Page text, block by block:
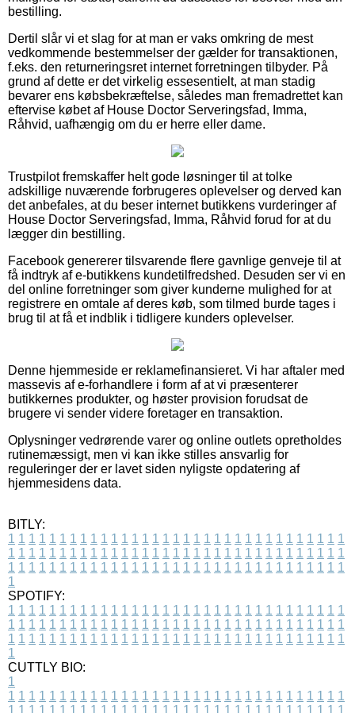
bestilling.
Dertil slår vi et slag for at man er vaks omkring de mest
vedkommende bestemmelser der gælder for transaktionen,
f.eks. den returneringsret internet forretningen tilbyder. På
grund af dette er det virkelig essesentielt, at man stadig
bevarer ens købsbekræftelse, således man fremadrettet kan
eftervise købet af House Doctor Serveringsfad, Imma,
Råhvid, uafhængig om du er herre eller dame.
Trustpilot fremskaffer helt gode løsninger til at tolke
adskillige nuværende forbrugeres oplevelser og derved kan
det anbefales, at du beser internet butikkens vurderinger af
House Doctor Serveringsfad, Imma, Råhvid forud for at du
lægger din bestilling.
Facebook genererer tilsvarende flere gavnlige genveje til at
få indtryk af e-butikkens kundetilfredshed. Desuden ser vi en
del online forretninger som giver kunderne mulighed for at
registrere en omtale af deres køb, som tilmed burde tages i
brug til at få et indblik i tidligere kunders oplevelser.
Denne hjemmeside er reklamefinansieret. Vi har aftaler med
massevis af e-forhandlere i form af at vi præsenterer
butikkernes produkter, og høster provision forudsat de
brugere vi sender videre foretager en transaktion.
Oplysninger vedrørende varer og online outlets opretholdes
rutinemæssigt, men vi kan ikke stilles ansvarlig for
reguleringer der er lavet siden nyligste opdatering af
hjemmesidens data.
BITLY:
1 1 1 1 1 1 1 1 1 1 1 1 1 1 1 1 1 1 1 1 1 1 1 1 1 1 1 1 1 1 1 1 1
1 1 1 1 1 1 1 1 1 1 1 1 1 1 1 1 1 1 1 1 1 1 1 1 1 1 1 1 1 1 1 1 1
1 1 1 1 1 1 1 1 1 1 1 1 1 1 1 1 1 1 1 1 1 1 1 1 1 1 1 1 1 1 1 1 1
1
SPOTIFY:
1 1 1 1 1 1 1 1 1 1 1 1 1 1 1 1 1 1 1 1 1 1 1 1 1 1 1 1 1 1 1 1 1
1 1 1 1 1 1 1 1 1 1 1 1 1 1 1 1 1 1 1 1 1 1 1 1 1 1 1 1 1 1 1 1 1
1 1 1 1 1 1 1 1 1 1 1 1 1 1 1 1 1 1 1 1 1 1 1 1 1 1 1 1 1 1 1 1 1
1
CUTTLY BIO:
1
1 1 1 1 1 1 1 1 1 1 1 1 1 1 1 1 1 1 1 1 1 1 1 1 1 1 1 1 1 1 1 1 1
1 1 1 1 1 1 1 1 1 1 1 1 1 1 1 1 1 1 1 1 1 1 1 1 1 1 1 1 1 1 1 1 1